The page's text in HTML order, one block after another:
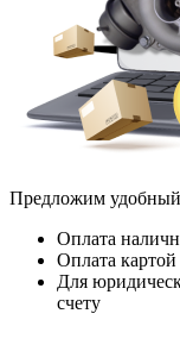
Предложим
Оплата
Оплата картой
Для
счету